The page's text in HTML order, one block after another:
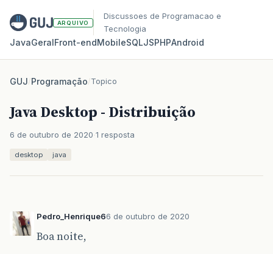
ARQUIVO
Discussoes de Programacao e
Tecnologia
JavaGeralFront‑endMobileSQLJSPHPAndroid
GUJ/Programação/Topico
Java Desktop - Distribuição
6 de outubro de 2020 1 resposta
desktop java
Pedro_Henrique66 de outubro de 2020
Boa noite,